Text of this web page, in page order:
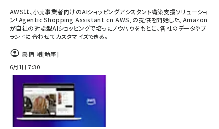
AWSは、小売事業者向けのAIショッピングアシスタント構築支援ソリューショ
ン「Agentic Shopping Assistant on AWS」の提供を開始した。Amazon
が自社の対話型AIショッピングで培ったノウハウをもとに、各社のデータやブ
ランドに合わせてカスタマイズできる。
鳥栖 剛[執筆]
6月1日 7:30